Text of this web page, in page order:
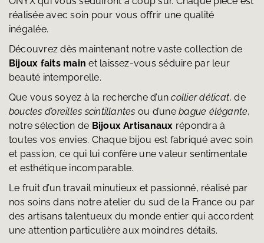
réalisée avec soin pour vous offrir une qualité
inégalée.
Découvrez dès maintenant notre vaste collection de
Bijoux faits mainet laissez-vous séduire par leur
beauté intemporelle.
Que vous soyez à la recherche d’uncollier délicat, de
boucles d’oreilles scintillantes ou d’unebague élégante,
notre sélection de Bijoux Artisanaux répondra à
toutes vos envies. Chaque bijou est fabriqué avec soin
et passion, ce qui lui confère une valeur sentimentale
et esthétique incomparable.
Le fruit d’un travail minutieux et passionné, réalisé par
nos soins dans notre atelier du sud de la France ou par
des artisans talentueux du monde entier qui accordent
une attention particulière aux moindres détails.